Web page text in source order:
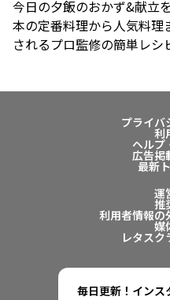
今日の夕飯のおかず&献立
本の定番料理から人気料理
されるプロ監修の簡単レシ
プライバ
利
ヘルプ
広告掲
最新
運
推
利用者情報の
媒
レタスク
毎日更新！インス